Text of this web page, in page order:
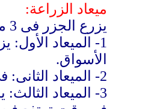
ميعاد الزراعة:
يزرع الجزر فى 3 مواعيد:
1-
الميعاد
الأسواق.
2-
الميعاد
3-
الميعاد